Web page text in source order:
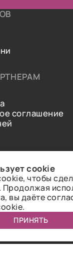
соглашение
cookie
чтобы
Продолжая
вы даёте
ПРИНЯТЬ